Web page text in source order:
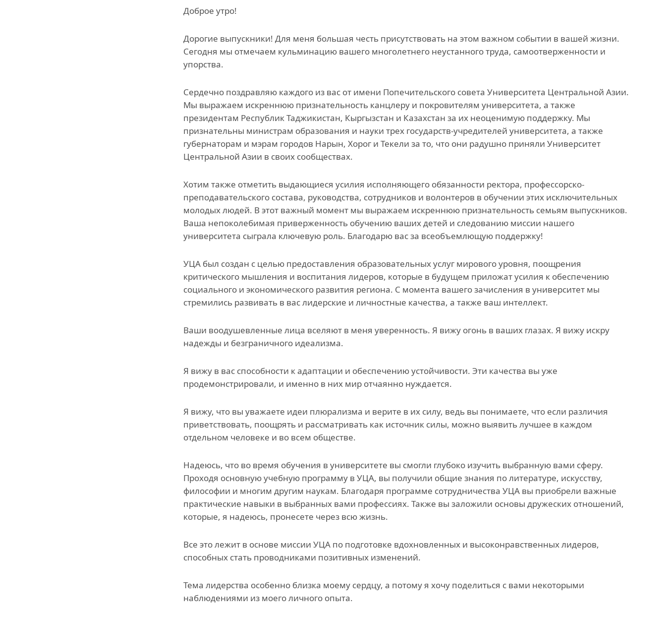
Доброе утро!
Дорогие выпускники! Для меня большая честь присутствовать на этом важном событии в вашей жизни.
Сегодня мы отмечаем кульминацию вашего многолетнего неустанного труда, самоотверженности и
упорства.
Сердечно поздравляю каждого из вас от имени Попечительского совета Университета Центральной Азии.
Мы выражаем искреннюю признательность канцлеру и покровителям университета, а также
президентам Республик Таджикистан, Кыргызстан и Казахстан за их неоценимую поддержку. Мы
признательны министрам образования и науки трех государств-учредителей университета, а также
губернаторам и мэрам городов Нарын, Хорог и Текели за то, что они радушно приняли Университет
Центральной Азии в своих сообществах.
Хотим также отметить выдающиеся усилия исполняющего обязанности ректора, профессорско-
преподавательского состава, руководства, сотрудников и волонтеров в обучении этих исключительных
молодых людей. В этот важный момент мы выражаем искреннюю признательность семьям выпускников.
Ваша непоколебимая приверженность обучению ваших детей и следованию миссии нашего
университета сыграла ключевую роль. Благодарю вас за всеобъемлющую поддержку!
УЦА был создан с целью предоставления образовательных услуг мирового уровня, поощрения
критического мышления и воспитания лидеров, которые в будущем приложат усилия к обеспечению
социального и экономического развития региона. С момента вашего зачисления в университет мы
стремились развивать в вас лидерские и личностные качества, а также ваш интеллект.
Ваши воодушевленные лица вселяют в меня уверенность. Я вижу огонь в ваших глазах. Я вижу искру
надежды и безграничного идеализма.
Я вижу в вас способности к адаптации и обеспечению устойчивости. Эти качества вы уже
продемонстрировали, и именно в них мир отчаянно нуждается.
Я вижу, что вы уважаете идеи плюрализма и верите в их силу, ведь вы понимаете, что если различия
приветствовать, поощрять и рассматривать как источник силы, можно выявить лучшее в каждом
отдельном человеке и во всем обществе.
Надеюсь, что во время обучения в университете вы смогли глубоко изучить выбранную вами сферу.
Проходя основную учебную программу в УЦА, вы получили общие знания по литературе, искусству,
философии и многим другим наукам. Благодаря программе сотрудничества УЦА вы приобрели важные
практические навыки в выбранных вами профессиях. Также вы заложили основы дружеских отношений,
которые, я надеюсь, пронесете через всю жизнь.
Все это лежит в основе миссии УЦА по подготовке вдохновленных и высоконравственных лидеров,
способных стать проводниками позитивных изменений.
Тема лидерства особенно близка моему сердцу, а потому я хочу поделиться с вами некоторыми
наблюдениями из моего личного опыта.